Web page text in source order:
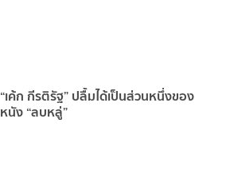
“เค้ก กีรติรัฐ” ปลื้มได้เป็นส่วนหนึ่งของ
หนัง “ลบหลู่”